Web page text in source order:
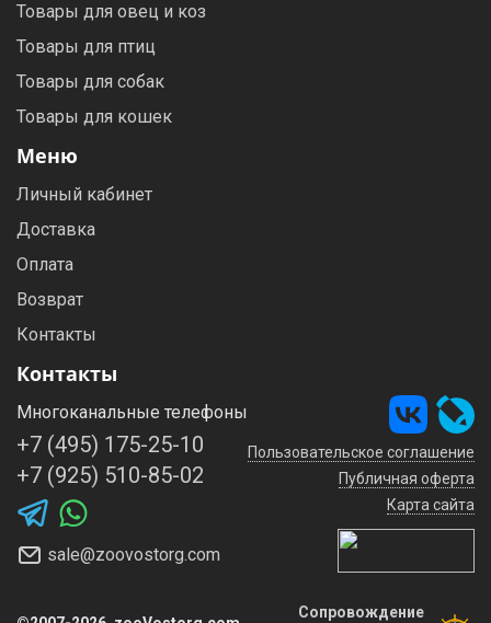
Товары для овец и коз
Товары для птиц
Товары для собак
Товары для кошек
Меню
Личный кабинет
Доставка
Оплата
Возврат
Контакты
Контакты
Многоканальные телефоны
+7 (495) 175-25-10
+7 (925) 510-85-02
sale@zoovostorg.com
Пользовательское соглашение
Публичная оферта
Карта сайта
Сопровождение